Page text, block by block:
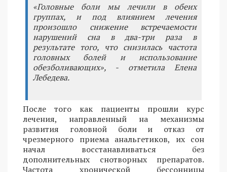
«Головные боли мы лечили в обеих
группах, и под влиянием лечения
произошло снижение встречаемости
нарушений сна в два-три раза в
результате того, что снизилась частота
головных болей и использование
обезболивающих», - отметила Елена
Лебедева.
После того как пациенты прошли курс
лечения, направленный на механизмы
развития головной боли и отказ от
чрезмерного приема анальгетиков, их сон
начал восстанавливаться без
дополнительных снотворных препаратов.
Частота хронической бессонницы